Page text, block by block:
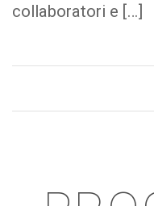
collaboratori e […]